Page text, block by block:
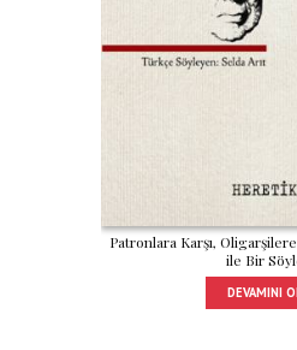
Patronlara Karşı,
ile Bir
DEVAMINI